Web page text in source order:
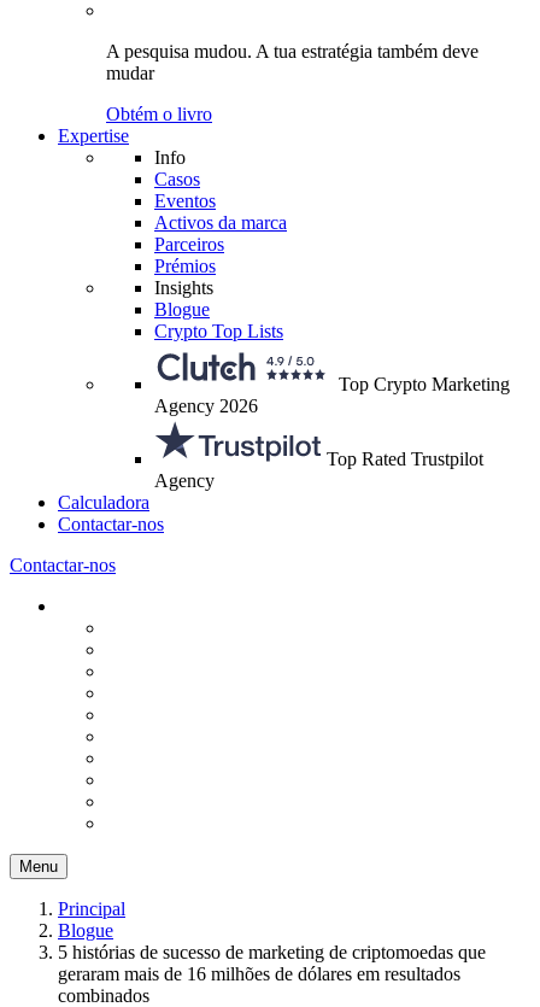
A pesquisa mudou. A tua estratégia também deve
mudar
Obtém o livro
Expertise
Info
Casos
Eventos
Activos da marca
Parceiros
Prémios
Insights
Blogue
Crypto Top Lists
Top Crypto Marketing
Agency 2026
Top Rated Trustpilot
Agency
Calculadora
Contactar-nos
Contactar-nos
Menu
Principal
Blogue
5 histórias de sucesso de marketing de criptomoedas que
geraram mais de 16 milhões de dólares em resultados
combinados